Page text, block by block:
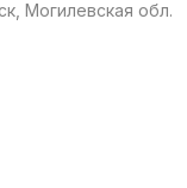
Могилевская обл.